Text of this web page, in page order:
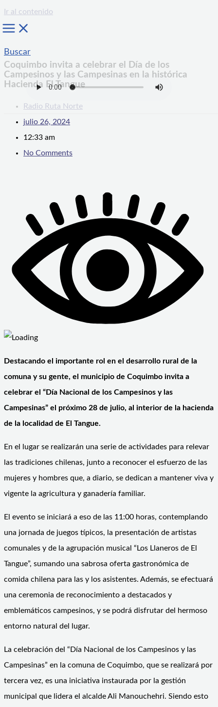
Ir al contenido
Buscar
Coquimbo invita a celebrar el Día de los
Campesinos y las Campesinas en la histórica
Hacienda El Tangue
Radio Ruta Norte
julio 26, 2024
12:33 am
No Comments
Destacando el importante rol en el desarrollo rural de la
comuna y su gente, el municipio de Coquimbo invita a
celebrar el “Día Nacional de los Campesinos y las
Campesinas” el próximo 28 de julio, al interior de la hacienda
de la localidad de El Tangue.
En el lugar se realizarán una serie de actividades para relevar
las tradiciones chilenas, junto a reconocer el esfuerzo de las
mujeres y hombres que, a diario, se dedican a mantener viva y
vigente la agricultura y ganadería familiar.
El evento se iniciará a eso de las 11:00 horas, contemplando
una jornada de juegos típicos, la presentación de artistas
comunales y de la agrupación musical “Los Llaneros de El
Tangue”, sumando una sabrosa oferta gastronómica de
comida chilena para las y los asistentes. Además, se efectuará
una ceremonia de reconocimiento a destacados y
emblemáticos campesinos, y se podrá disfrutar del hermoso
entorno natural del lugar.
La celebración del “Día Nacional de los Campesinos y las
Campesinas” en la comuna de Coquimbo, que se realizará por
tercera vez, es una iniciativa instaurada por la gestión
municipal que lidera el alcalde Ali Manouchehri. Siendo esto